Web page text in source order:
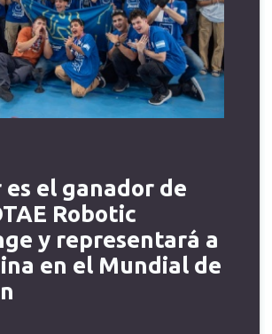
es el ganador de
Robotic
y representará a
en el Mundial de